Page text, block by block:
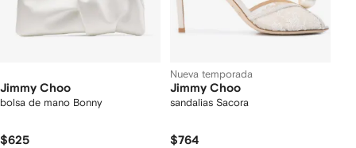
Jimmy Choo
bolsa de mano Bonny
$625
Nueva temporada
Jimmy Choo
sandalias Sacora
$764